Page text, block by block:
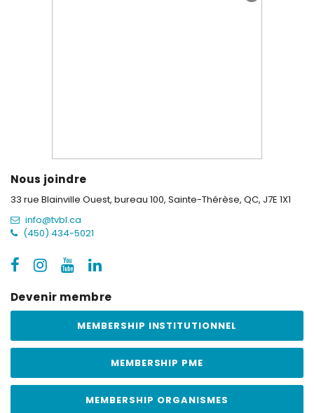
Nous joindre
33 rue Blainville Ouest, bureau 100, Sainte-Thérèse, QC, J7E 1X1
info@tvbl.ca
(450) 434-5021
Devenir membre
MEMBERSHIP INSTITUTIONNEL
MEMBERSHIP PME
MEMBERSHIP ORGANISMES